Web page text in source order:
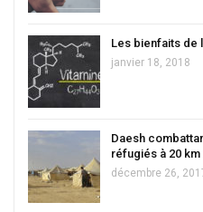
Les bienfaits de
janvier 18, 2018
Daesh
réfugiés à 20
décembre 26,